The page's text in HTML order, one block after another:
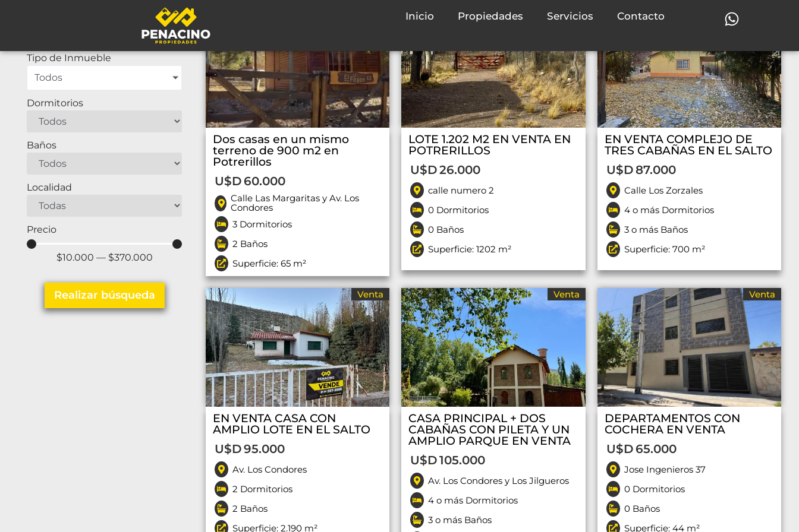
Inicio Propiedades Servicios Contacto
Tipo de Inmueble
Todos
Dormitorios
Baños
Localidad
Precio
$10.000 — $370.000
Realizar búsqueda
Dos casas en un mismo
terreno de 900 m2 en
Potrerillos
U$D 60.000
Calle Las Margaritas y Av. Los
Condores
3 Dormitorios
2 Baños
Superficie: 65 m²
Venta
LOTE 1.202 M2 EN VENTA EN
POTRERILLOS
U$D26.000
calle numero 2
0 Dormitorios
0 Baños
Superficie: 1202 m²
EN VENTA COMPLEJO DE
TRES CABAÑAS EN EL SALTO
U$D87.000
Calle Los Zorzales
4 o más Dormitorios
3 o más Baños
Superficie: 700 m²
Venta
EN VENTA CASA CON
AMPLIO LOTE EN EL SALTO
U$D95.000
Av. Los Condores
2 Dormitorios
2 Baños
Superficie: 2.190 m²
Venta
CASA PRINCIPAL + DOS
CABAÑAS CON PILETA Y UN
AMPLIO PARQUE EN VENTA
U$D105.000
Av. Los Condores y Los Jilgueros
4 o más Dormitorios
3 o más Baños
Venta
DEPARTAMENTOS CON
COCHERA EN VENTA
U$D 65.000
Jose Ingenieros 37
0 Dormitorios
0 Baños
Superficie: 44 m²